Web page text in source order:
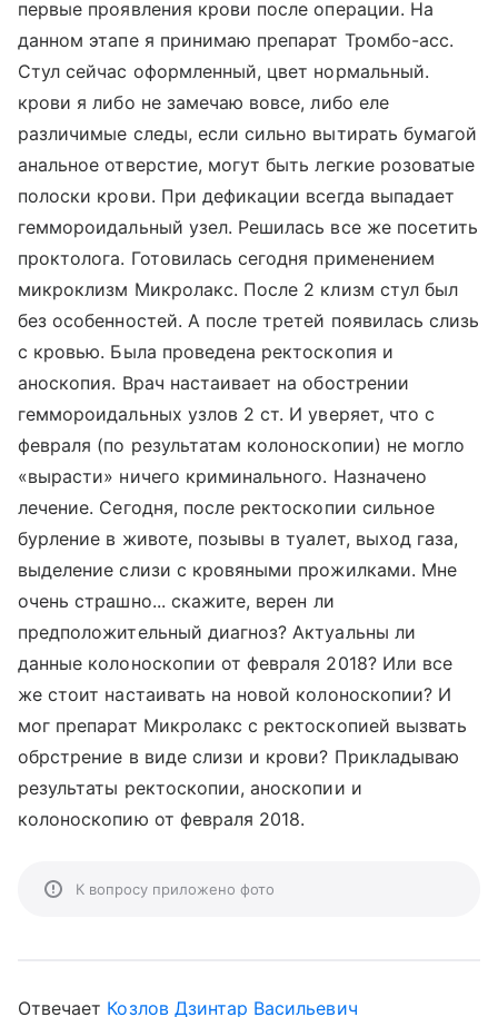
первые проявления крови после операции. На
данном этапе я принимаю препарат Тромбо-асс.
Стул сейчас оформленный, цвет нормальный.
крови я либо не замечаю вовсе, либо еле
различимые следы, если сильно вытирать бумагой
анальное отверстие, могут быть легкие розоватые
полоски крови. При дефикации всегда выпадает
геммороидальный узел. Решилась все же посетить
проктолога. Готовилась сегодня применением
микроклизм Микролакс. После 2 клизм стул был
без особенностей. А после третей появилась слизь
с кровью. Была проведена ректоскопия и
аноскопия. Врач настаивает на обострении
геммороидальных узлов 2 ст. И уверяет, что с
февраля (по результатам колоноскопии) не могло
«вырасти» ничего криминального. Назначено
лечение. Сегодня, после ректоскопии сильное
бурление в животе, позывы в туалет, выход газа,
выделение слизи с кровяными прожилками. Мне
очень страшно... скажите, верен ли
предположительный диагноз? Актуальны ли
данные колоноскопии от февраля 2018? Или все
же стоит настаивать на новой колоноскопии? И
мог препарат Микролакс с ректоскопией вызвать
обрстрение в виде слизи и крови? Прикладываю
результаты ректоскопии, аноскопии и
колоноскопию от февраля 2018.
К вопросу приложено фото
Отвечает Козлов Дзинтар Васильевич